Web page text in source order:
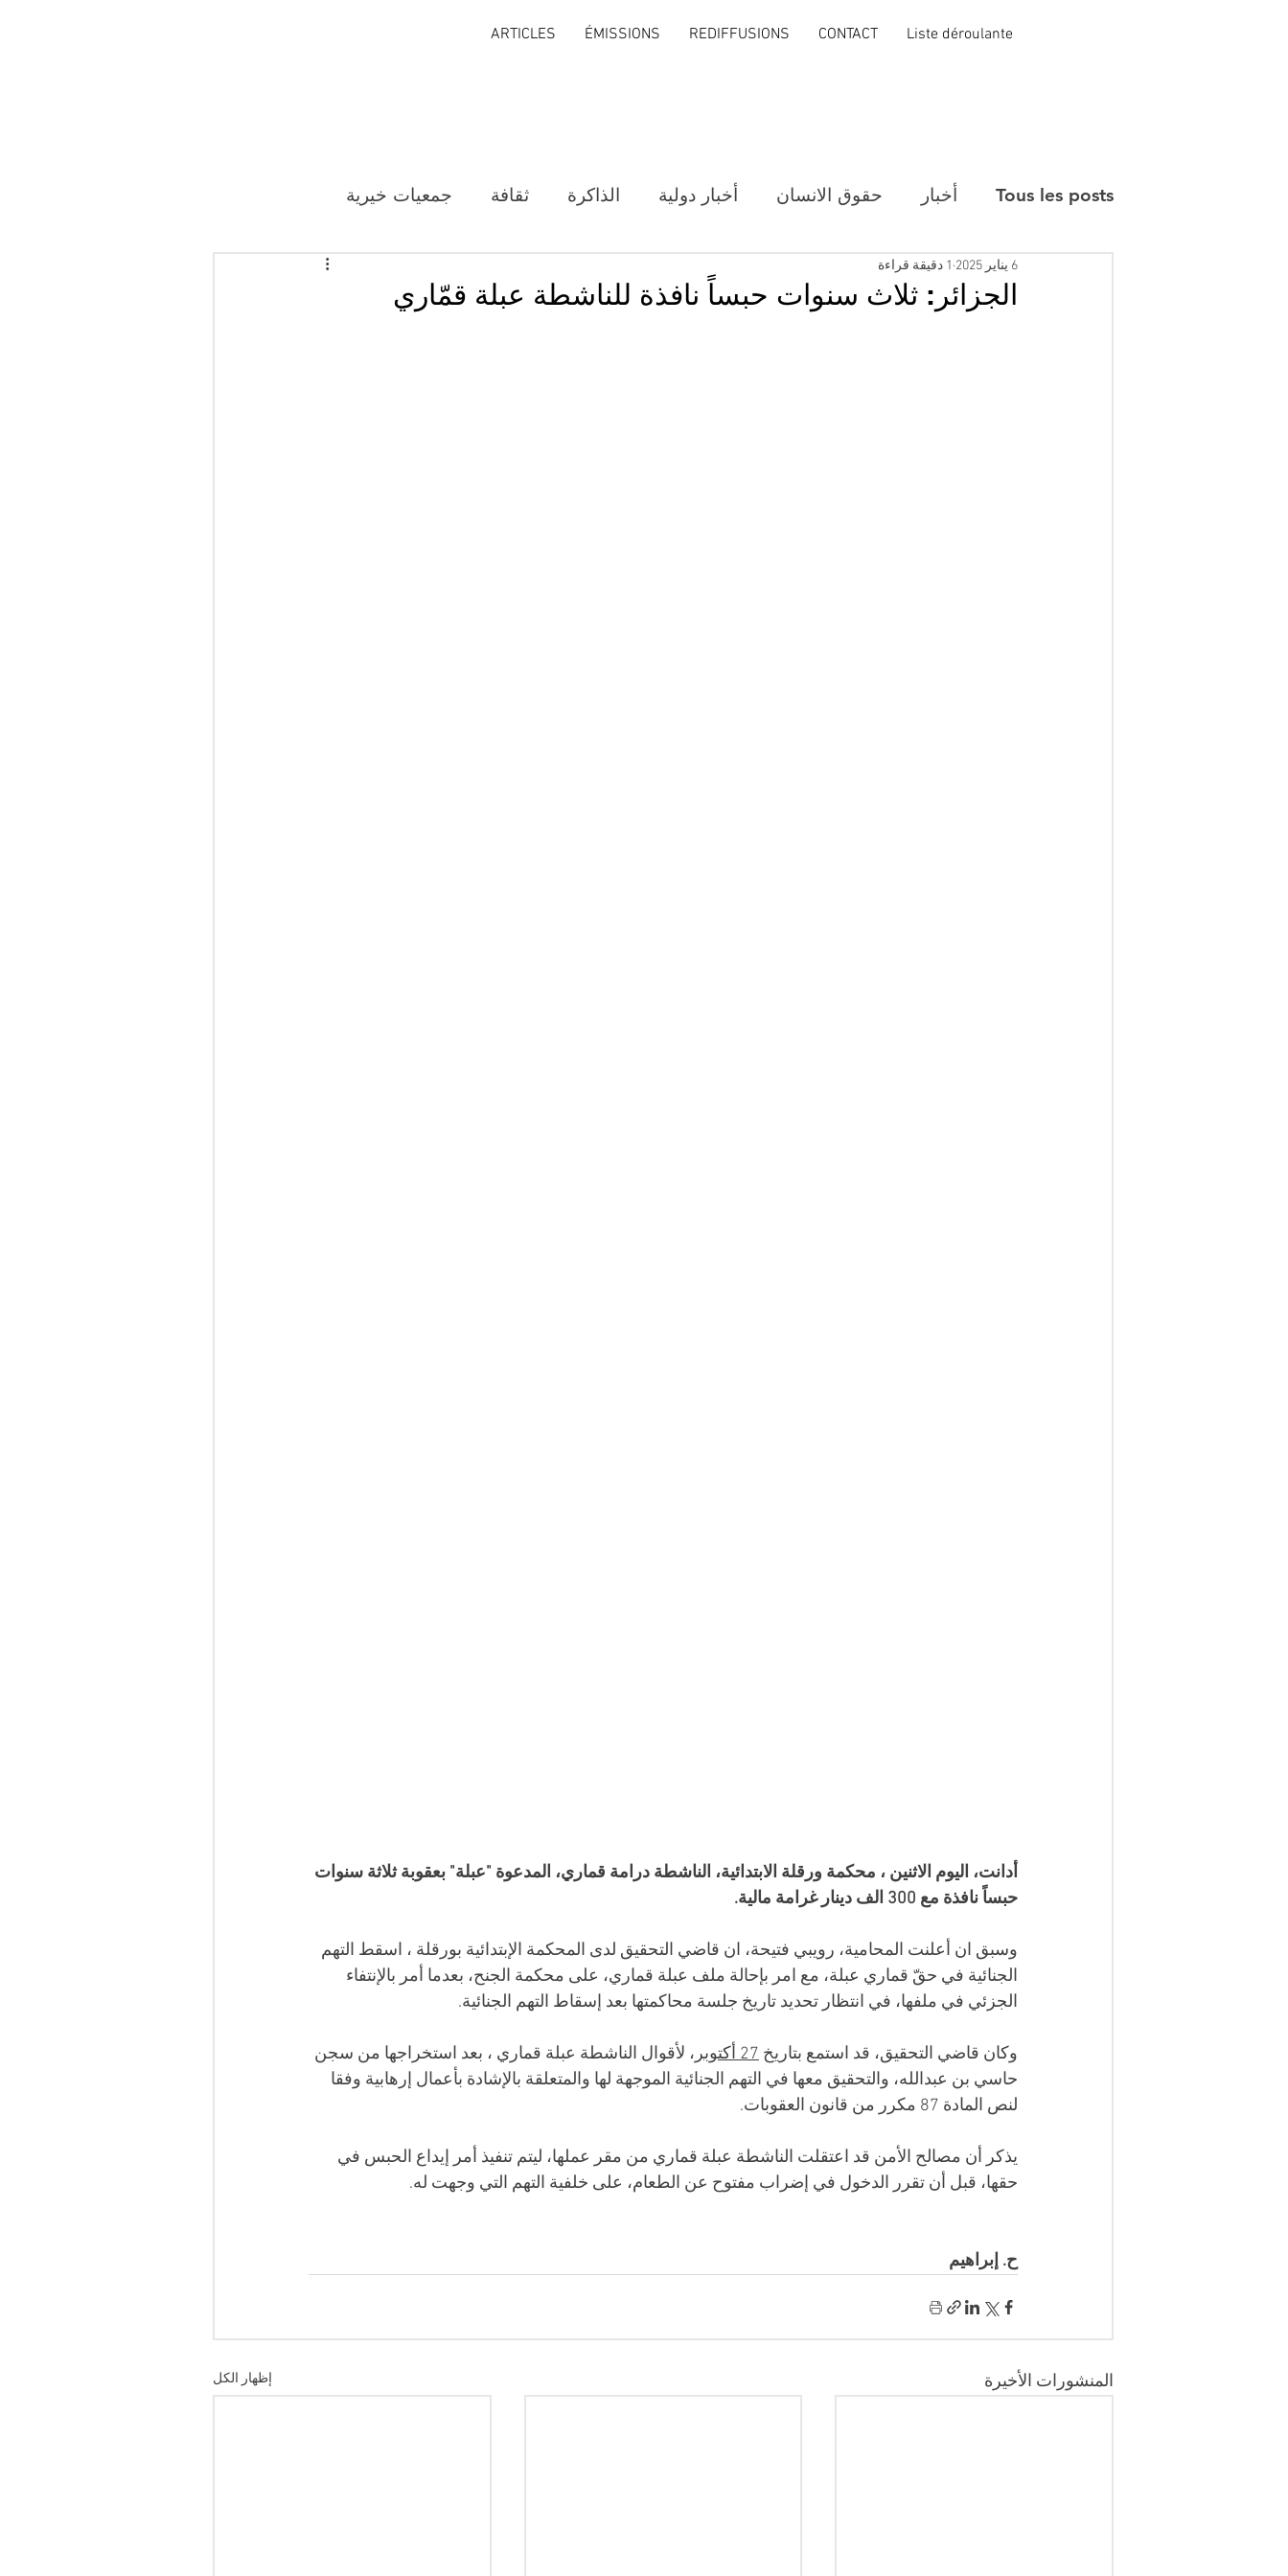
ARTICLES ÉMISSIONS REDIFFUSIONS CONTACT Liste déroulante
Tous les posts أخبار حقوق الانسان أخبار دولية الذاكرة ثقافة جمعيات خيرية
الجزائر: ثلاث سنوات حبساً نافذة للناشطة عبلة قمّاري
6 يناير 2025 1 دقيقة قراءة
أدانت، اليوم الاثنين ، محكمة ورقلة الابتدائية، الناشطة درامة قماري، المدعوة "عبلة" بعقوبة ثلاثة سنوات
حبساً نافذة مع 300 الف دينار غرامة مالية.
وسبق ان أعلنت المحامية، رويبي فتيحة، ان قاضي التحقيق لدى المحكمة الإبتدائية بورقلة ، اسقط التهم
الجنائية في حقّ قماري عبلة، مع امر بإحالة ملف عبلة قماري، على محكمة الجنح، بعدما أمر بالإنتفاء
الجزئي في ملفها، في انتظار تحديد تاريخ جلسة محاكمتها بعد إسقاط التهم الجنائية.
وكان قاضي التحقيق، قد استمع بتاريخ 27 أكتوبر
، لأقوال الناشطة عبلة قماري ، بعد استخراجها من سجن
حاسي بن عبدالله، والتحقيق معها في التهم الجنائية الموجهة لها والمتعلقة بالإشادة بأعمال إرهابية وفقا
لنص المادة 87 مكرر من قانون العقوبات.
يذكر أن مصالح الأمن قد اعتقلت الناشطة عبلة قماري من مقر عملها، ليتم تنفيذ أمر إيداع الحبس في
حقها، قبل أن تقرر الدخول في إضراب مفتوح عن الطعام، على خلفية التهم التي وجهت له.
ح. إبراهيم
المنشورات الأخيرة إظهار الكل